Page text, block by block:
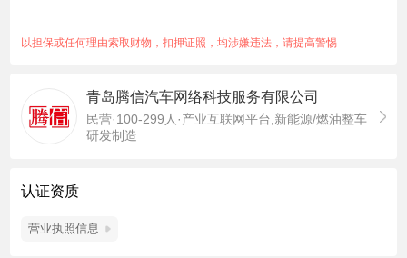
列为失信被执行人，存在失信惩戒记录。
以担保或任何理由索取财物，扣押证照，均涉嫌违法，请提高警惕
青岛腾信汽车网络科技服务有限公司
民营·100-299人·产业互联网平台,新能源/燃油整车
研发制造
认证资质
营业执照信息